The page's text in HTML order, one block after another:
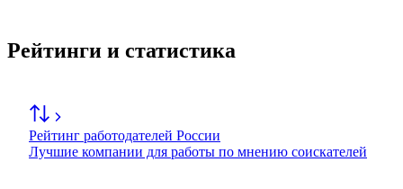
Рейтинги и статистика
Рейтинг работодателей России
Лучшие компании для работы по мнению соискателей